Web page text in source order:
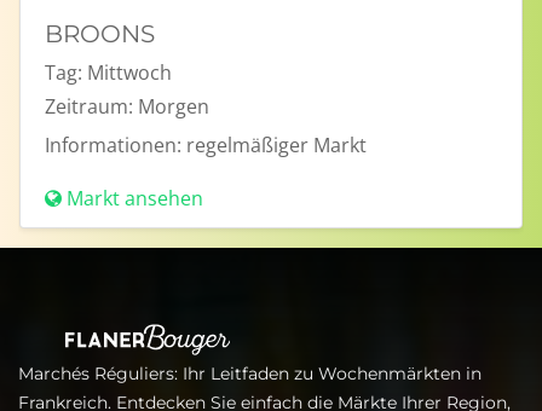
BROONS
Tag: Mittwoch
Zeitraum: Morgen
Informationen: regelmäßiger Markt
Markt ansehen
Marchés Réguliers: Ihr Leitfaden zu Wochenmärkten in
Frankreich. Entdecken Sie einfach die Märkte Ihrer Region,